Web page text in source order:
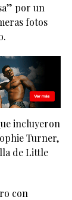
por un
fotos
incluyeron
Turner,
de Little
con